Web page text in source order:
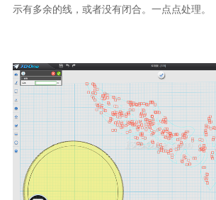
示有多余的线，或者没有闭合。一点点处理。